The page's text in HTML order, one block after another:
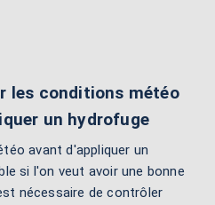
les conditions météo
un hydrofuge
avant d'appliquer un
si l'on veut avoir une bonne
nécessaire de contrôler